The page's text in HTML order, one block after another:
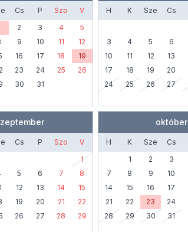
Cs P Szo
V
2 3 4
5
9 10 11
12
16 17 18
19
23 24 25
26
30 31
H K Sze Cs
3
4 5 6
10
11 12 13
17
18 19 20
24
25 26 27
Cs P Szo
V
1
5 6 7
8
12 13 14
15
19 20 21
22
26 27 28
29
október
H K Sze Cs
1
2 3
7
8 9 10
14
15 16 17
21
22 23 24
28
29 30 31